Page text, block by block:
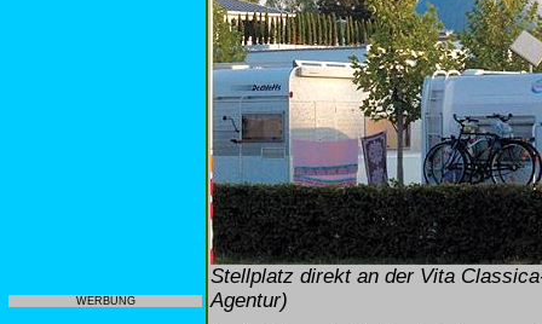
WERBUNG
Stellplatz direkt an der Vita
Agentur)